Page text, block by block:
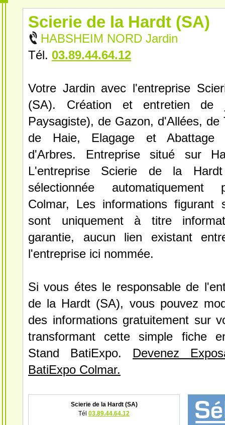
Scierie de la Hardt (SA)
HABSHEIM NORD Jardin
Tél. 03.89.44.64.12
Votre Jardin avec l'entreprise
(SA). Création et entretien de
Paysagiste), de Gazon, d'Allées, de
de Haie, Elagage et Abattage
d'Arbres. Entreprise situé sur
L'entreprise Scierie de la
sélectionnée automatiquement
Colmar, Les informations figurant
sont uniquement à titre
garantie, aucun lien existant
l'entreprise ici nommée.
Si vous étes le responsable de
de la Hardt (SA), vous pouvez
des informations gratuitement sur
transformant cette simple fiche
Stand BatiExpo. Devenez
BatiExpo Colmar.
Scierie de la Hardt (SA)
Tél 03.89.44.64.12